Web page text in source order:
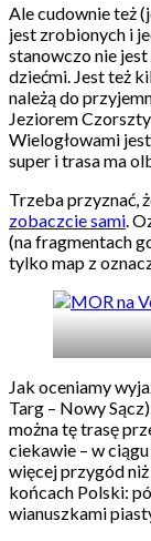
Ale cudownie też
jest zrobionych i
stanowczo nie
dziećmi. Jest też
należą do
Jeziorem
Wielogłowami
super i trasa ma
Trzeba przyznać,
zobaczcie sami.
(na fragmentach
tylko map z
Jak oceniamy
Targ – Nowy
można tę trasę
ciekawie – w
więcej przygód
końcach Polski:
wianuszkami